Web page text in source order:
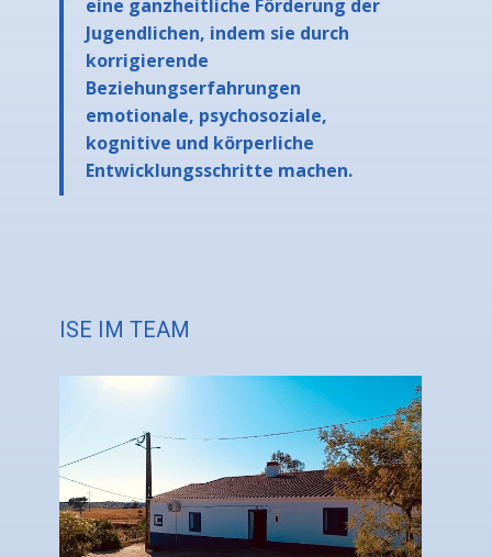
eine ganzheitliche Förderung der
Jugendlichen, indem sie durch
korrigierende
Beziehungserfahrungen
emotionale, psychosoziale,
kognitive und körperliche
Entwicklungsschritte machen.
ISE IM TEAM